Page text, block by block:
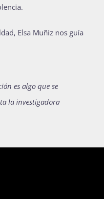
Elsa Muñiz nos guía
es algo que se
la investigadora